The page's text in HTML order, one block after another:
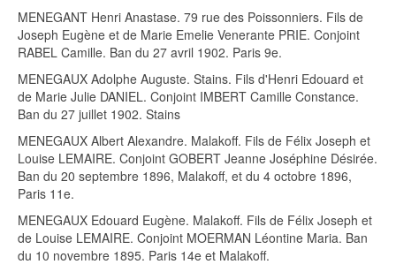
MENEGANT Henri Anastase. 79 rue des Poissonniers. Fils de
Joseph Eugène et de Marie Emelie Venerante PRIE. Conjoint
RABEL Camille. Ban du 27 avril 1902. Paris 9e.
MENEGAUX Adolphe Auguste. Stains. Fils d'Henri Edouard et
de Marie Julie DANIEL. Conjoint IMBERT Camille Constance.
Ban du 27 juillet 1902. Stains
MENEGAUX Albert Alexandre. Malakoff. Fils de Félix Joseph et
Louise LEMAIRE. Conjoint GOBERT Jeanne Joséphine Désirée.
Ban du 20 septembre 1896, Malakoff, et du 4 octobre 1896,
Paris 11e.
MENEGAUX Edouard Eugène. Malakoff. Fils de Félix Joseph et
de Louise LEMAIRE. Conjoint MOERMAN Léontine Maria. Ban
du 10 novembre 1895. Paris 14e et Malakoff.